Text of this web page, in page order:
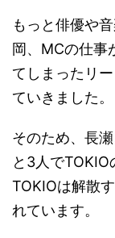
もっと俳優や
岡、MCの仕事
てしまったリ
ていきました。
そのため、長
と3人でTOKIO
TOKIOは解散
れています。